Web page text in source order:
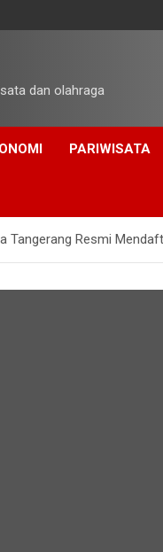
dan olahraga
PARIWISATA
Tangerang Resmi